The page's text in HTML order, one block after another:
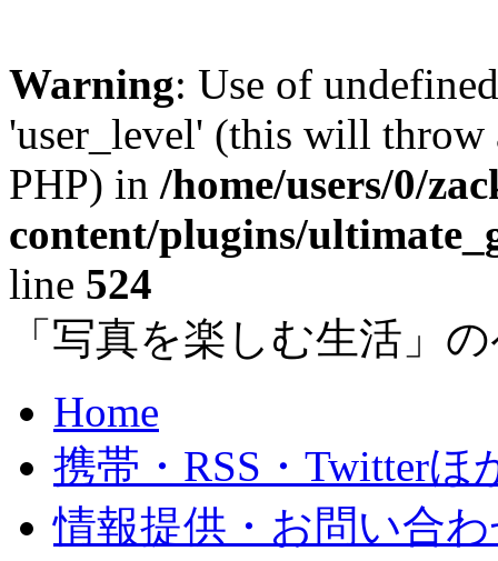
Warning: Use of
'user_level' (this will
PHP) in /home/users/0/
content/plugins/
line 524
「写真を楽しむ生活」
Home
携帯・RSS・Twitterほ
情報提供・お問い合